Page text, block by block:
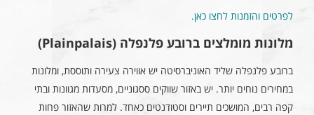
לפרטים והזמנות לחצו כאן.
מלונות מומלצים ברובע פלנפלה (Plainpalais)
ברובע פלנפלה שליד האוניברסיטה יש אווירה צעירה ותוססת, ומלונות
במחירים נוחים יותר. יש באזור שווקים ססגוניים, מסעדות מגוונות ובתי
קפה רבים, המושכים תיירים וסטודנטים כאחד. למרות שהאזור פחות